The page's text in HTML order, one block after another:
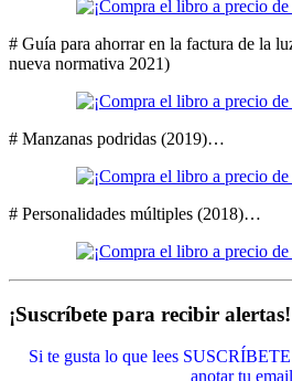
# Guía para ahorrar en la factura de la
nueva normativa 2021)
# Manzanas podridas (2019)…
# Personalidades múltiples (2018)…
¡Suscríbete para recibir alertas!
Si te gusta lo que lees SUSCRÍBETE
anotar tu